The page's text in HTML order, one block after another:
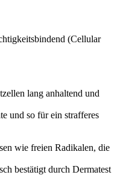
(Cellular
lang anhaltend und
und so für ein strafferes
wie freien Radikalen, die
bestätigt durch Dermatest